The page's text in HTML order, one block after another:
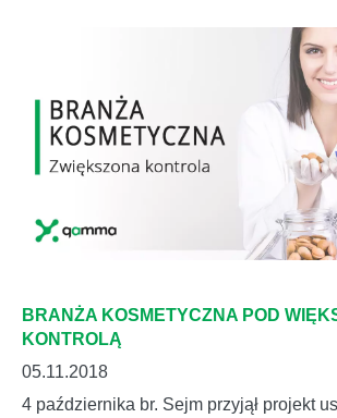
BRANŻA KOSMETYCZNA POD
KONTROLĄ
05.11.2018
4 października br. Sejm przyjął projekt